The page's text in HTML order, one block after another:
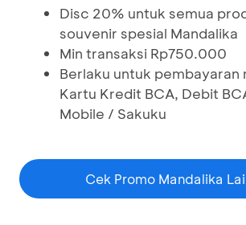
Disc 20% untuk semua
souvenir spesial Mandalika
Min transaksi Rp750.000
Berlaku untuk pembayaran
Kartu Kredit BCA, Debit
Mobile / Sakuku
Cek Promo Mandalika